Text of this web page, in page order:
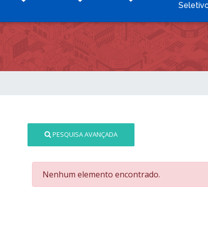
PESQUISA AVANÇADA
Nenhum elemento encontrado.